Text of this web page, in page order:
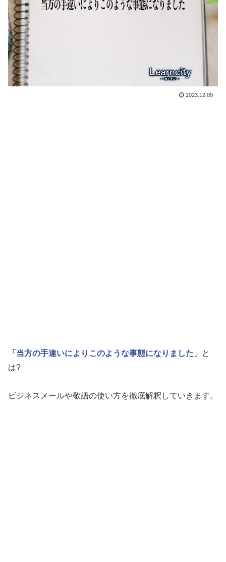
2023.12.09
「当方の手違いによりこのような事態になりました」
と
は?
ビジネスメールや敬語の使い方を徹底解釈していきます。